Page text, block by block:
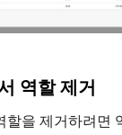
역할 제거
할을 제거하려면